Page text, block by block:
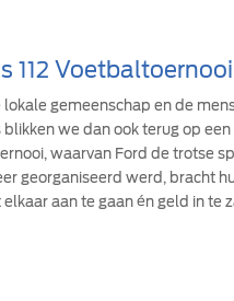
112 Voetbaltoernooi
gemeenschap en de
we dan ook terug op
waarvan Ford de trotse
georganiseerd werd, bracht
aan te gaan én geld in te